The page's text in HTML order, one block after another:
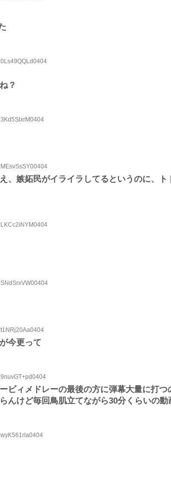
0Ls49QQLd0404
？
3Kd5SlxrM0404
MEsvSsSY00404
、嫉妬民がイライラしてるというのに、ト
LKCc2iNYM0404
SNdSrxVW00404
t1NRj20Aa0404
今更って
9nuvGT+pd0404
ビィメドレーの最後の方に弾幕大量に打つ
んけど毎回鳥肌立てながら30分くらいの動
wyK561rla0404